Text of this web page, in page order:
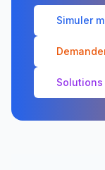
Simuler